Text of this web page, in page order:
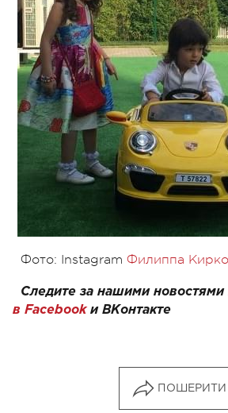
Фото: Instagram Филиппа
Следите за нашими новостями
в Facebookи ВКонтакте
ПОШЕРИТИ